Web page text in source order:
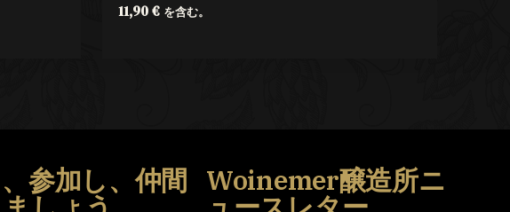
11,90€ を含む。
参加し、仲間 Woinemer醸造所ニ